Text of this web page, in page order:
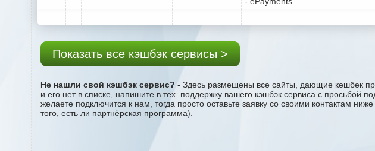
Показать все кэшбэк сервисы >
Не нашли свой кэшбэк сервис? - Здесь размещены все сайты, дающие кешбек
и его нет в списке, напишите в тех. поддержку вашего кэшбэк сервиса с проcьбой
желаете подключится к нам, тогда просто оставьте заявку со своими контактам
того, есть ли партнёрская программа).